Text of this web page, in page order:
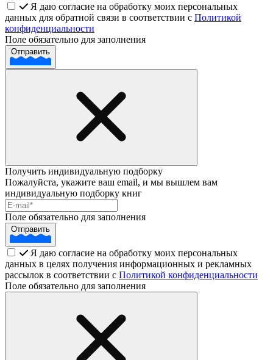
Я даю согласие на обработку моих персональных
данных для обратной связи в соответствии с Политикой
конфиденциальности
Поле обязательно для заполнения
Отправить
Получить индивидуальную подборку
Пожалуйста, укажите ваш email, и мы вышлем вам
индивидуальную подборку книг
Поле обязательно для заполнения
Отправить
Я даю согласие на обработку моих персональных
данных в целях получения информационных и рекламных
рассылок в соответствии с Политикой конфиденциальности
Поле обязательно для заполнения